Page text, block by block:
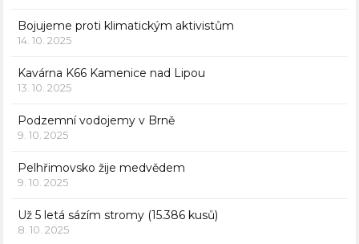
Bojujeme proti klimatickým aktivistům
14. 10. 2025
Kavárna K66 Kamenice nad Lipou
13. 10. 2025
Podzemní vodojemy v Brně
9. 10. 2025
Pelhřimovsko žije medvědem
9. 10. 2025
Už 5 letá sázím stromy (15.386 kusů)
8. 10. 2025